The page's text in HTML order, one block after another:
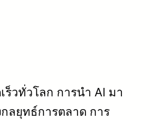
ร็วทั่วโลก การนำ AI มา
ลยุทธ์การตลาด การ